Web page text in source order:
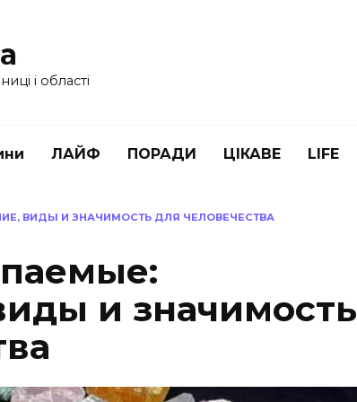
і області
ЛАЙФ ПОРАДИ ЦІКАВЕ LIFE
ВИДЫ И ЗНАЧИМОСТЬ ДЛЯ ЧЕЛОВЕЧЕСТВА
и значимость